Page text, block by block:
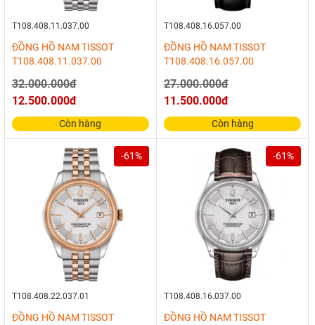
T108.408.11.037.00
ĐỒNG HỒ NAM TISSOT
T108.408.11.037.00
32.000.000đ
12.500.000đ
Còn hàng
T108.408.16.057.00
ĐỒNG HỒ NAM TISSOT
T108.408.16.057.00
27.000.000đ
11.500.000đ
Còn hàng
-61%
T108.408.22.037.01
ĐỒNG HỒ NAM TISSOT
-61%
T108.408.16.037.00
ĐỒNG HỒ NAM TISSOT